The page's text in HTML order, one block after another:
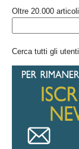
Oltre 20.000 articoli
Cerca tutti gli utenti